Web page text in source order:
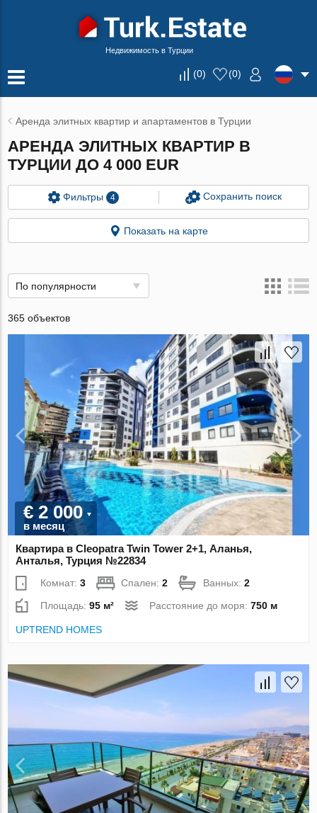
Недвижимость в Турции
(0) (0)
Аренда элитных квартир и апартаментов в Турции
АРЕНДА ЭЛИТНЫХ КВАРТИР В
ТУРЦИИ ДО 4 000 EUR
Фильтры 4 Сохранить поиск
Показать на карте
По популярности
365 объектов
€ 2 000
в месяц
Квартира в Cleopatra Twin Tower 2+1, Аланья,
Анталья, Турция №22834
Комнат:3 Спален:2 Ванных:2
Площадь:95 м² Расстояние до моря:750 м
UPTREND HOMES